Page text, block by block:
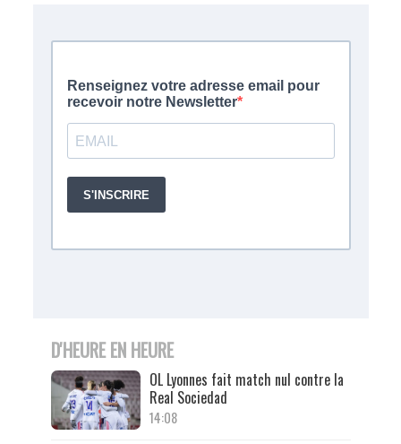
D'HEURE EN HEURE
OL Lyonnes fait match nul contre la
Real Sociedad
14:08